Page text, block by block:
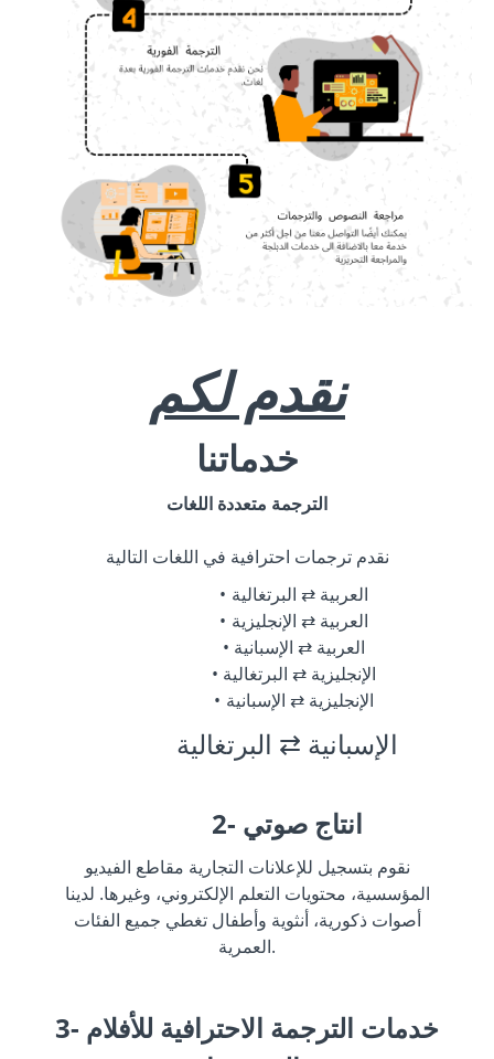
نقدم لكم
خدماتنا
الترجمة متعددة اللغات
نقدم ترجمات احترافية في اللغات التالية
العربية ⇄ البرتغالية
العربية ⇄ الإنجليزية
العربية ⇄ الإسبانية
الإنجليزية ⇄ البرتغالية
الإنجليزية ⇄ الإسبانية
الإسبانية ⇄ البرتغالية
2- انتاج صوتي
نقوم بتسجيل للإعلانات التجارية مقاطع الفيديو
المؤسسية، محتويات التعلم الإلكتروني، وغيرها. لدينا
أصوات ذكورية، أنثوية وأطفال تغطي جميع الفئات
العمرية.
3- خدمات الترجمة الاحترافية للأفلام